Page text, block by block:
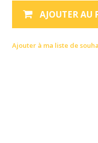
AJOUTER AU
Ajouter à ma liste de